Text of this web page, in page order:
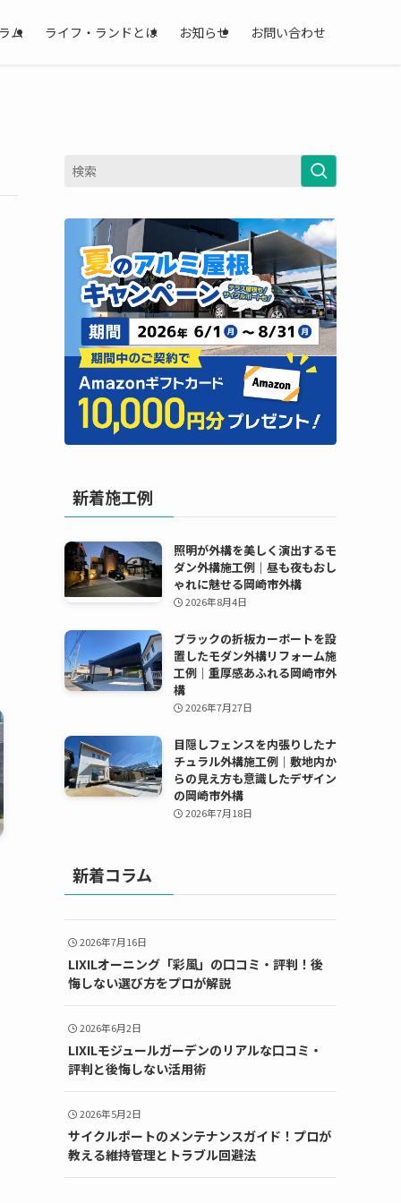
ム ライフ・ランドとは お知らせ お問い合わせ
新着施工例
照明が外構を美しく演出するモ
ダン外構施工例｜昼も夜もおし
ゃれに魅せる岡崎市外構
2026年8月4日
ブラックの折板カーポートを設
置したモダン外構リフォーム施
工例｜重厚感あふれる岡崎市外
構
2026年7月27日
目隠しフェンスを内張りしたナ
チュラル外構施工例｜敷地内か
らの見え方も意識したデザイン
の岡崎市外構
2026年7月18日
新着コラム
2026年7月16日
LIXILオーニング「彩風」の口コミ・評判！後
悔しない選び方をプロが解説
2026年6月2日
LIXILモジュールガーデンのリアルな口コミ・
評判と後悔しない活用術
2026年5月2日
サイクルポートのメンテナンスガイド！プロが
教える維持管理とトラブル回避法